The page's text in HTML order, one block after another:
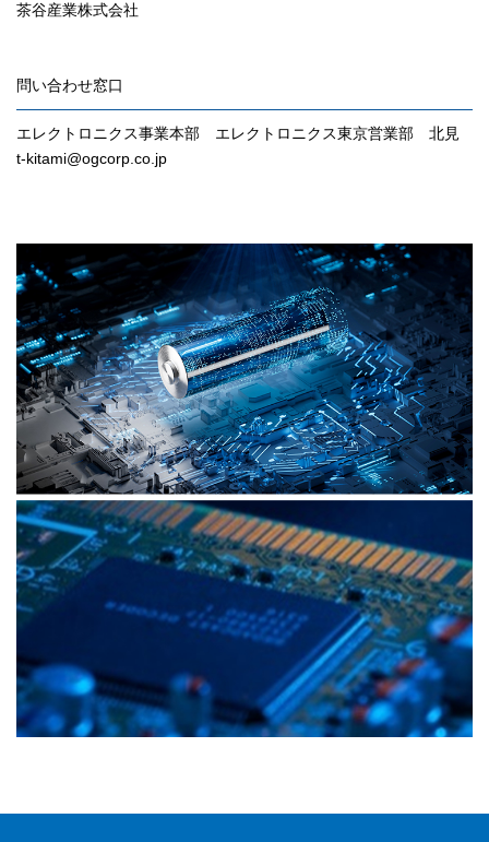
茶谷産業株式会社
問い合わせ窓口
エレクトロニクス事業本部 エレクトロニクス東京営業部 北見
t-kitami@ogcorp.co.jp